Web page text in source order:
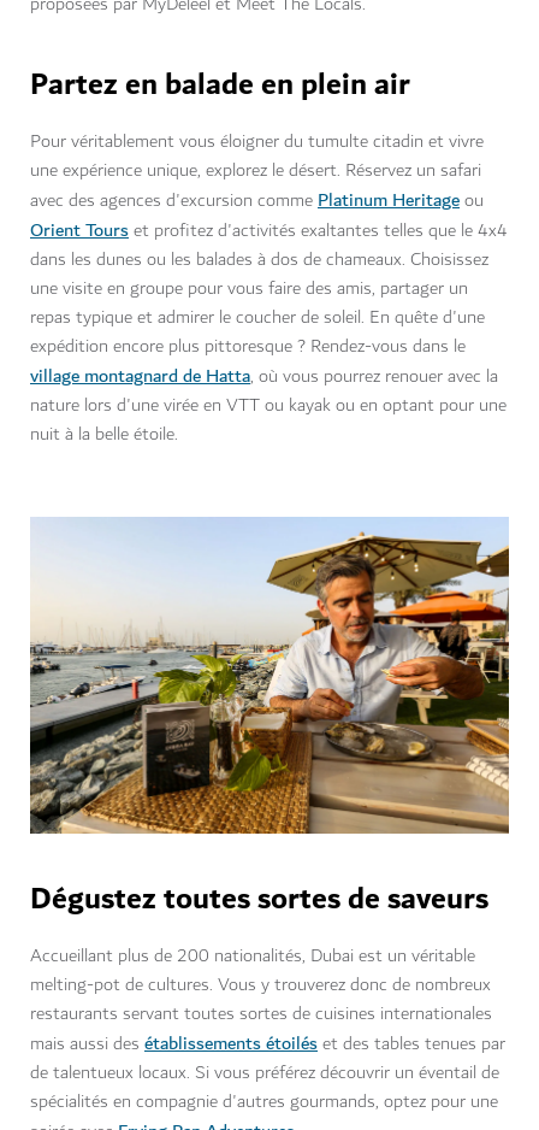
Partez en balade en plein air
Pour véritablement vous éloigner du tumulte citadin et vivre
une expérience unique, explorez le désert. Réservez un safari
avec des agences d'excursion commePlatinum Heritageou
Orient Tourset profitez d'activités exaltantes telles que le 4x4
dans les dunes ou les balades à dos de chameaux. Choisissez
une visite en groupe pour vous faire des amis, partager un
repas typique et admirer le coucher de soleil. En quête d'une
expédition encore plus pittoresque ? Rendez-vous dans le
village montagnard de Hatta, où vous pourrez renouer avec la
nature lors d'une virée en VTT ou kayak ou en optant pour une
nuit à la belle étoile.
Dégustez toutes sortes de saveurs
Accueillant plus de 200 nationalités, Dubai est un véritable
melting-pot de cultures. Vous y trouverez donc de nombreux
restaurants servant toutes sortes de cuisines internationales
mais aussi des établissements étoiléset des tables tenues par
de talentueux locaux. Si vous préférez découvrir un éventail de
spécialités en compagnie d'autres gourmands, optez pour une